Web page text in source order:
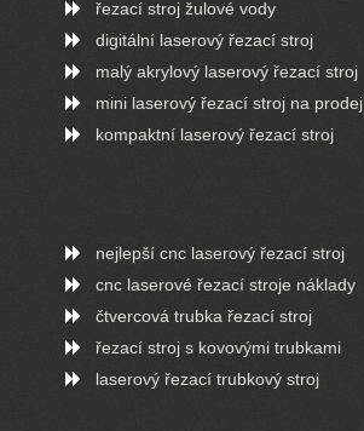
řezací stroj žulové vody
digitální laserový řezací stroj
malý akrylový laserový řezací stroj
mini laserový řezací stroj na prodej
kompaktní laserový řezací stroj
nejlepší cnc laserový řezací stroj
cnc laserové řezací stroje náklady
čtvercová trubka řezací stroj
řezací stroj s kovovými trubkami
laserový řezací trubkový stroj